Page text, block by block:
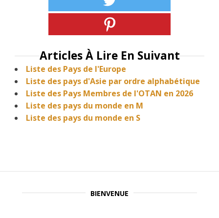
Articles À Lire En Suivant
Liste des Pays de l'Europe
Liste des pays d'Asie par ordre alphabétique
Liste des Pays Membres de l'OTAN en 2026
Liste des pays du monde en M
Liste des pays du monde en S
BIENVENUE